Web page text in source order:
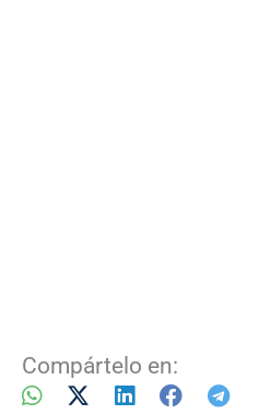
Compártelo en: